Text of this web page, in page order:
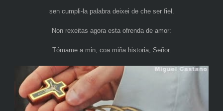
sen cumpli-la palabra deixei de che ser fiel.
Non rexeitas agora esta ofrenda de amor:
Tómame a min, coa miña historia, Señor.